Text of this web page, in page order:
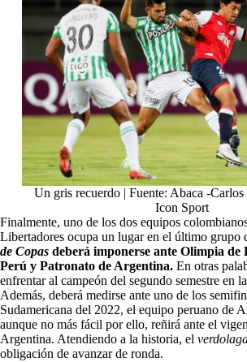
Un gris recuerdo | Fuente: Abaca -
Icon Sport
Finalmente, uno de los dos equipos
Libertadores ocupa un lugar en el último grupo
de Copas deberá imponerse ante Olimpia de
Perú y Patronato de Argentina. En otras
enfrentar al campeón del segundo semestre en
Además, deberá medirse ante uno de los
Sudamericana del 2022, el equipo peruano de
aunque no más fácil por ello, reñirá ante el
Argentina. Atendiendo a la historia, el
obligación de avanzar de ronda.